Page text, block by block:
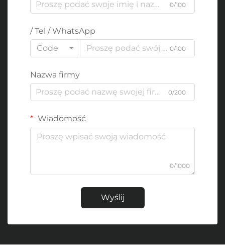
0/100
/ Tel / WhatsApp
Code
0/100
Nazwa firmy
0/200
Wiadomość
0/1000
Wyślij